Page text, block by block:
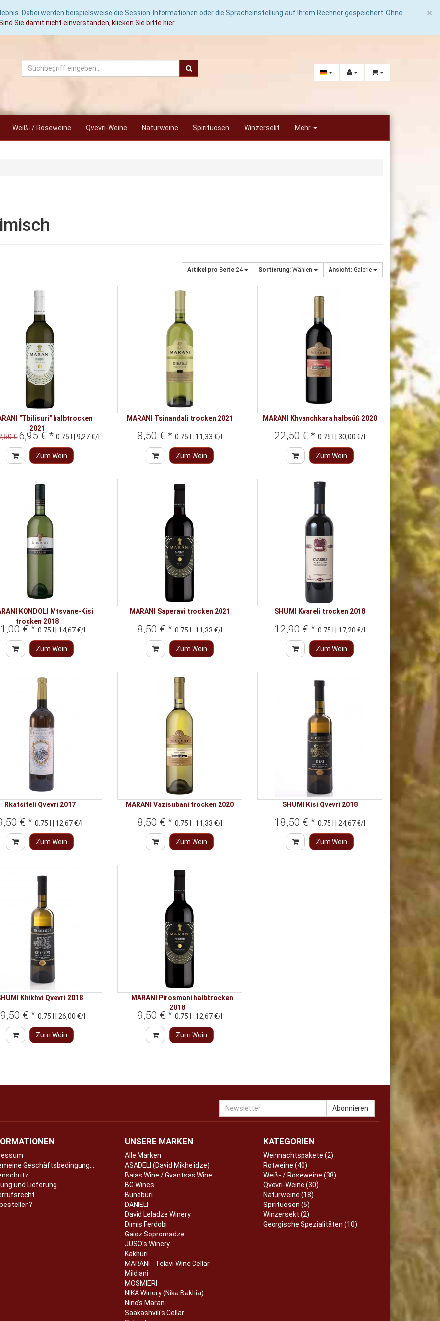
×
Dabei werden beispielsweise die Session-Informationen oder die Spracheinstellung auf Ihrem Rechner gespeichert. Ohne
Sie damit nicht einverstanden, klicken Sie bitte hier.
Weiß- / Roseweine Qvevri-Weine Naturweine Spirituosen Winzersekt Mehr
Ansicht: Galerie
Sortierung: Wählen
Artikel pro Seite 24
"Tbilisuri" halbtrocken
2021
€ 6,95 € *0.75 l | 9,27 €/l
Zum Wein
MARANI Tsinandali trocken 2021
8,50 € * 0.75 l | 11,33 €/l
Zum Wein
MARANI Khvanchkara halbsüß 2020
22,50 € * 0.75 l | 30,00 €/l
Zum Wein
KONDOLI Mtsvane-Kisi
trocken 2018
€ * 0.75 l | 14,67 €/l
Zum Wein
MARANI Saperavi trocken 2021
8,50 € * 0.75 l | 11,33 €/l
Zum Wein
SHUMI Kvareli trocken 2018
12,90 € * 0.75 l | 17,20 €/l
Zum Wein
Rkatsiteli Qvevri 2017
€ * 0.75 l | 12,67 €/l
Zum Wein
MARANI Vazisubani trocken 2020
8,50 € * 0.75 l | 11,33 €/l
Zum Wein
SHUMI Kisi Qvevri 2018
18,50 € * 0.75 l | 24,67 €/l
Zum Wein
Khikhvi Qvevri 2018
€ * 0.75 l | 26,00 €/l
Zum Wein
MARANI Pirosmani halbtrocken
2018
9,50 € * 0.75 l | 12,67 €/l
Zum Wein
Newsletter Abonnieren
und Lieferung
UNSERE MARKEN
Alle Marken
ASADELI (David Mikhelidze)
Baias Wine / Gvantsas Wine
BG Wines
Buneburi
DANIELI
David Leladze Winery
Dimis Ferdobi
Gaioz Sopromadze
JUSO's Winery
Kakhuri
MARANI - Telavi Wine Cellar
Mildiani
MOSMIERI
NIKA Winery (Nika Bakhia)
Nino's Marani
Saakashvili's Cellar
KATEGORIEN
Weihnachtspakete (2)
Rotweine (40)
Weiß- / Roseweine (38)
Qvevri-Weine (30)
Naturweine (18)
Spirituosen (5)
Winzersekt (2)
Georgische Spezialitäten (10)